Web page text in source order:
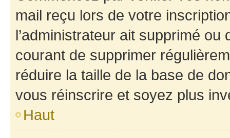
mail reçu lors de votre
l’administrateur ait supprimé
courant de supprimer
réduire la taille de la base de
vous réinscrire et soyez plus
Haut